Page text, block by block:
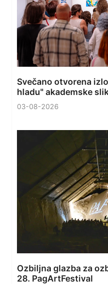
Svečano otvorena
hladu" akademske
03-08-2026
Ozbiljna glazba za
28. PagArtFestival